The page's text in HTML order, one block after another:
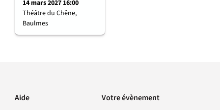
14 mars 2027 16:00
Théâtre du Chêne,
Baulmes
Aide
Votre évènement